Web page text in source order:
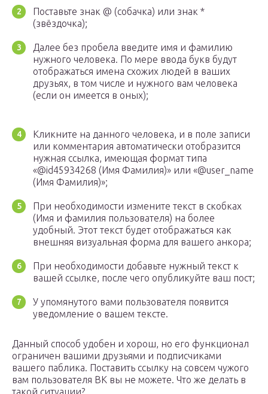
Поставьте знак @ (собачка) или знак *
(звёздочка);
Далее без пробела введите имя и фамилию
нужного человека. По мере ввода букв будут
отображаться имена схожих людей в ваших
друзьях, в том числе и нужного вам человека
(если он имеется в оных);
Кликните на данного человека, и в поле записи
или комментария автоматически отобразится
нужная ссылка, имеющая формат типа
«@id45934268 (Имя Фамилия)» или «@user_name
(Имя Фамилия)»;
При необходимости измените текст в скобках
(Имя и фамилия пользователя) на более
удобный. Этот текст будет отображаться как
внешняя визуальная форма для вашего анкора;
При необходимости добавьте нужный текст к
вашей ссылке, после чего опубликуйте ваш пост;
У упомянутого вами пользователя появится
уведомление о вашем тексте.
Данный способ удобен и хорош, но его функционал
ограничен вашими друзьями и подписчиками
вашего паблика. Поставить ссылку на совсем чужого
вам пользователя ВК вы не можете. Что же делать в
такой ситуации?